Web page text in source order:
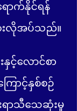
ောက်နိုင်ရန်
းလိုအပ်သည်။
နှင့်လောင်စာ
ောင့်နှစ်စဉ်
ရာသီသေဆုံးမှု